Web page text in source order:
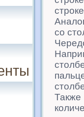
со
Также